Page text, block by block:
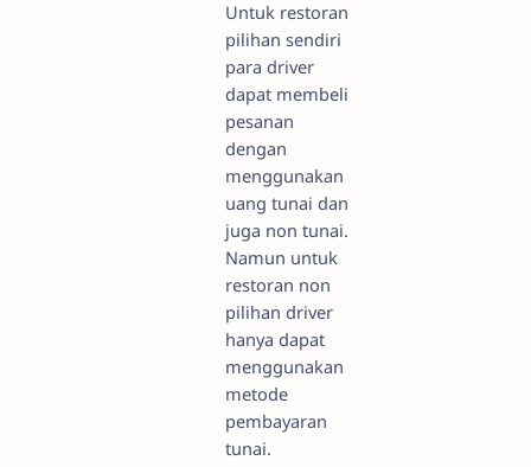
Untuk restoran
pilihan sendiri
para driver
dapat membeli
pesanan
dengan
menggunakan
uang tunai dan
juga non tunai.
Namun untuk
restoran non
pilihan driver
hanya dapat
menggunakan
metode
pembayaran
tunai.